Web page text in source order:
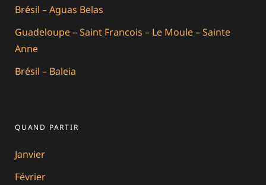
Brésil – Aguas Belas
Guadeloupe – Saint Francois – Le Moule – Sainte
Anne
Brésil – Baleia
QUAND PARTIR
Janvier
Février